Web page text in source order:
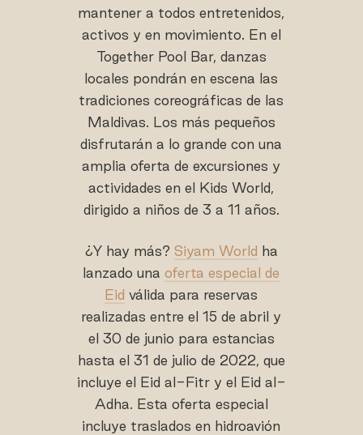
mantener a todos entretenidos,
activos y en movimiento. En el
Together Pool Bar, danzas
locales pondrán en escena las
tradiciones coreográficas de las
Maldivas. Los más pequeños
disfrutarán a lo grande con una
amplia oferta de excursiones y
actividades en el Kids World,
dirigido a niños de 3 a 11 años.
¿Y hay más? Siyam World ha
lanzado unaoferta especial de
Eid válida para reservas
realizadas entre el 15 de abril y
el 30 de junio para estancias
hasta el 31 de julio de 2022, que
incluye el Eid al-Fitr y el Eid al-
Adha. Esta oferta especial
incluye traslados en hidroavión